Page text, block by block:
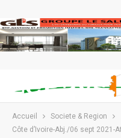
Accueil
Societe & Region
Côte d’Ivoire-Abj./06 sept